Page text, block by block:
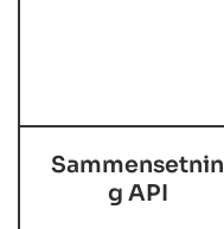
Sammensetnin
g API